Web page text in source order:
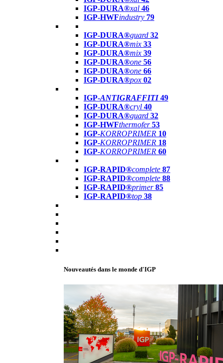
IGP-DURA®xal 46
IGP-HWFindustry 79
IGP-DURA®guard 32
IGP-DURA®mix 33
IGP-DURA®mix 39
IGP-DURA®one 56
IGP-DURA®one 66
IGP-DURA®pox 02
IGP-ANTIGRAFFITI49
IGP-DURA®cryl 40
IGP-DURA®guard 32
IGP-HWFthermofer 53
IGP-KORROPRIMER 10
IGP-KORROPRIMER 18
IGP-KORROPRIMER 60
IGP-RAPID®complete 87
IGP-RAPID®complete 88
IGP-RAPID®primer 85
IGP-RAPID®top 38
Nouveautés dans le monde d'IGP